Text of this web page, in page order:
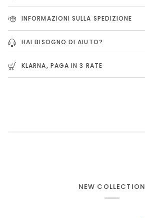
INFORMAZIONI SULLA SPEDIZIONE
HAI BISOGNO DI AIUTO?
KLARNA, PAGA IN 3 RATE
NEW COLLECTION